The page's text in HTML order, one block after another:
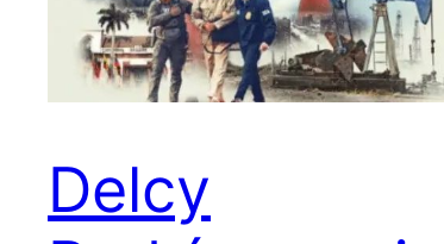
Delcy